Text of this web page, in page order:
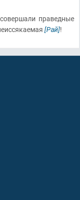
праведные
[Рай]!